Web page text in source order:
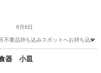
8月6日
品持ち込みスポットへお持ち込みし
器 小皿